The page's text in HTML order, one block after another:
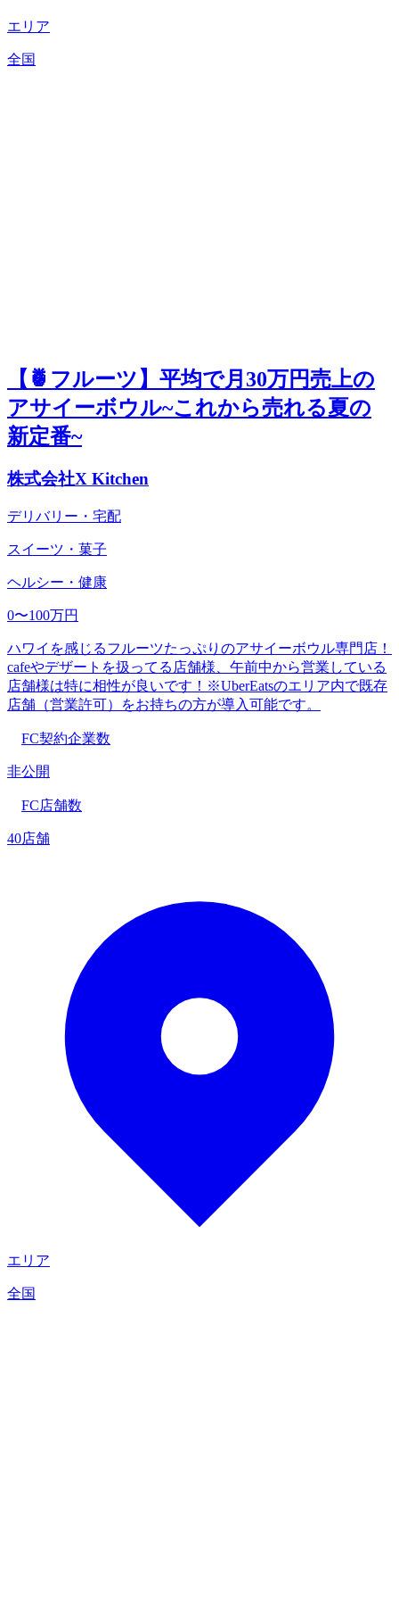
エリア
全国
【🍍フルーツ】平均で月30万円売上の
アサイーボウル~これから売れる夏の
新定番~
株式会社X Kitchen
デリバリー・宅配
スイーツ・菓子
ヘルシー・健康
0〜100万円
ハワイを感じるフルーツたっぷりのアサイーボウル専門店！
cafeやデザートを扱ってる店舗様、午前中から営業している
店舗様は特に相性が良いです！※UberEatsのエリア内で既存
店舗（営業許可）をお持ちの方が導入可能です。
FC契約企業数
非公開
FC店舗数
40店舗
エリア
全国